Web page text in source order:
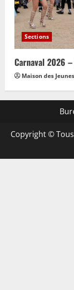
Sections
Carnaval 2026
Maison des
Copyright ©